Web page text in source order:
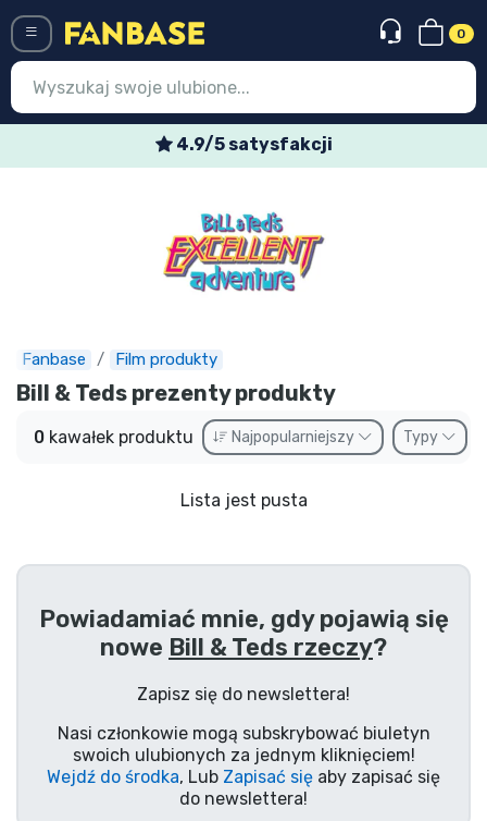
0
4.9/5 satysfakcji
Fanbase Film produkty
Bill & Teds prezenty produkty
0 kawałek produktu Najpopularniejszy Typy
Lista jest pusta
Powiadamiać mnie, gdy pojawią się
nowe Bill & Teds rzeczy?
Zapisz się do newslettera!
Nasi członkowie mogą subskrybować biuletyn
swoich ulubionych za jednym kliknięciem!
Wejdź do środka, Lub Zapisać się aby zapisać się
do newslettera!
Najnowsze rzeczy
Doręczenie ekspresowe
Przedsprzedaż
Outlet produkty
Wysyłka i płatność
Rzeczy seryjne
Rzeczy filmowe
Wspaniałe rzeczy
Rzeczy z anime
Rzeczy dla graczy